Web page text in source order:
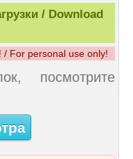
/ Download
/ For personal use only!
посмотрите